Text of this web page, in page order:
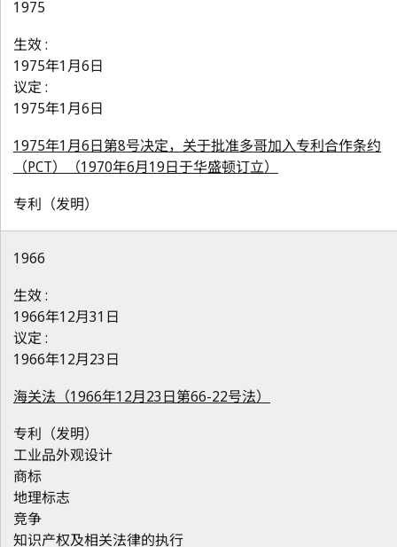
1975
生效 :
1975年1月6日
议定 :
1975年1月6日
1975年1月6日第8号决定，关于批准多哥加入专利合作条约
（PCT）（1970年6月19日于华盛顿订立）
专利（发明）
1966
生效 :
1966年12月31日
议定 :
1966年12月23日
海关法（1966年12月23日第66-22号法）
专利（发明）
工业品外观设计
商标
地理标志
竞争
知识产权及相关法律的执行